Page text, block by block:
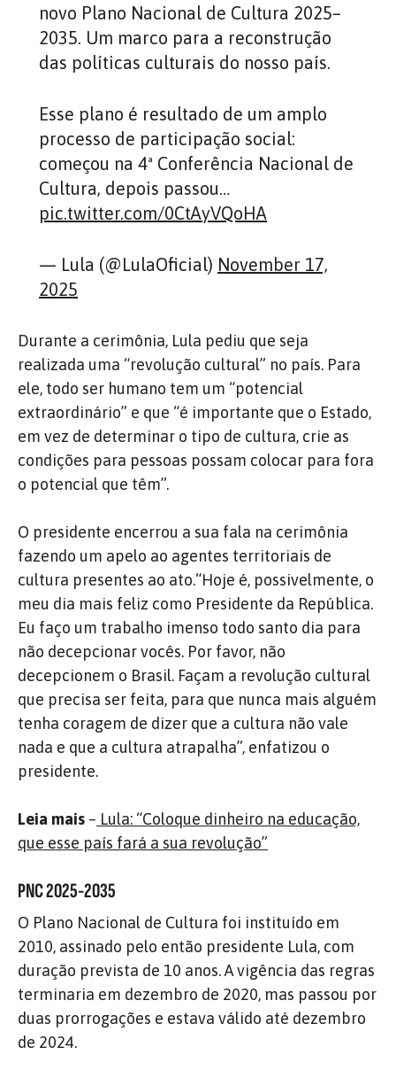
novo Plano Nacional de Cultura 2025–
2035. Um marco para a reconstrução
das políticas culturais do nosso país.
Esse plano é resultado de um amplo
processo de participação social:
começou na 4ª Conferência Nacional de
Cultura, depois passou…
pic.twitter.com/0CtAyVQoHA
— Lula (@LulaOficial) November 17,
2025
Durante a cerimônia, Lula pediu que seja
realizada uma “revolução cultural” no país. Para
ele, todo ser humano tem um “potencial
extraordinário” e que “é importante que o Estado,
em vez de determinar o tipo de cultura, crie as
condições para pessoas possam colocar para fora
o potencial que têm”.
O presidente encerrou a sua fala na cerimônia
fazendo um apelo ao agentes territoriais de
cultura presentes ao ato.“Hoje é, possivelmente, o
meu dia mais feliz como Presidente da República.
Eu faço um trabalho imenso todo santo dia para
não decepcionar vocês. Por favor, não
decepcionem o Brasil. Façam a revolução cultural
que precisa ser feita, para que nunca mais alguém
tenha coragem de dizer que a cultura não vale
nada e que a cultura atrapalha”, enfatizou o
presidente.
Leia mais – Lula: “Coloque dinheiro na educação,
que esse país fará a sua revolução”
PNC 2025-2035
O Plano Nacional de Cultura foi instituído em
2010, assinado pelo então presidente Lula, com
duração prevista de 10 anos. A vigência das regras
terminaria em dezembro de 2020, mas passou por
duas prorrogações e estava válido até dezembro
de 2024.